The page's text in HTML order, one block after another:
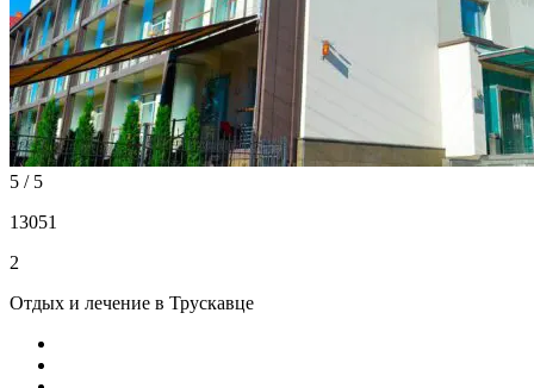
5 / 5
13051
2
Отдых и лечение в Трускавце